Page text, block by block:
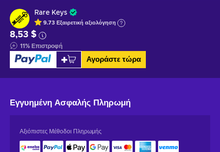
Rare Keys
9.73 Εξαιρετική αξιολόγηση
8,53 $
11% Επιστροφή
Αγοράστε τώρα
Εγγυημένη Ασφαλής Πληρωμή
Αξιόπιστες Μέθοδοι Πληρωμής